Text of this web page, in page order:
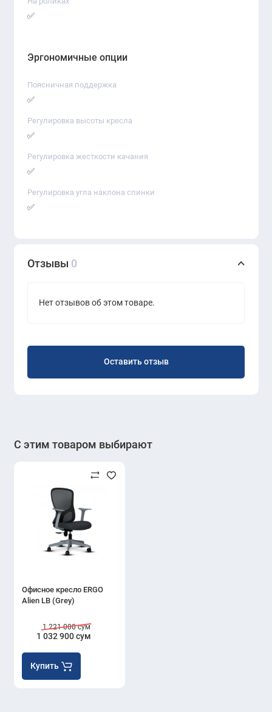
✅
Эргономичные опции
Поясничная поддержка
✅
Регулировка высоты кресла
✅
Регулировка жесткости качания
✅
Регулировка угла наклона спинки
✅
Отзывы 0
Нет отзывов об этом товаре.
Оставить отзыв
С этим товаром выбирают
Офисное кресло ERGO
Alien LB (Grey)
1 032 900 сум
1 221 000 сум
Купить